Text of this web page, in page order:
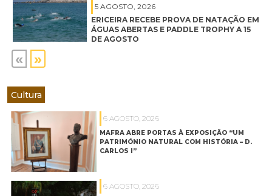
5 AGOSTO, 2026
ERICEIRA RECEBE PROVA DE NATAÇÃO EM
ÁGUAS ABERTAS E PADDLE TROPHY A 15
DE AGOSTO
« »
Cultura
6 AGOSTO, 2026
MAFRA ABRE PORTAS À EXPOSIÇÃO “UM
PATRIMÓNIO NATURAL COM HISTÓRIA – D.
CARLOS I”
6 AGOSTO, 2026